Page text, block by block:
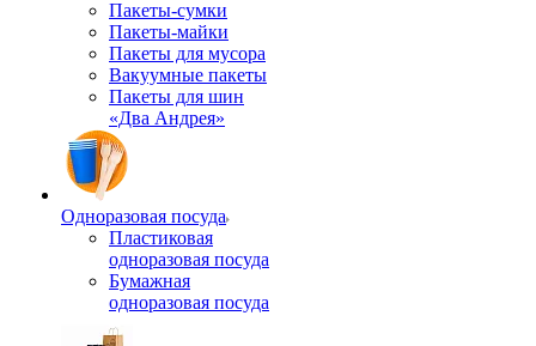
Пакеты-сумки
Пакеты-майки
Пакеты для мусора
Вакуумные пакеты
Пакеты для шин
«Два Андрея»
Одноразовая посуда
Пластиковая
одноразовая посуда
Бумажная
одноразовая посуда